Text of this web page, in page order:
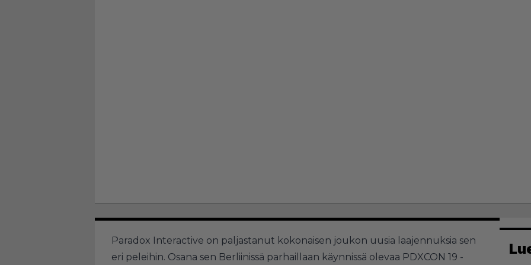
Paradox Interactive on paljastanut kokonaisen joukon uusia laajennuksia sen
eri peleihin. Osana sen Berliinissä parhaillaan käynnissä olevaa PDXCON 19 -